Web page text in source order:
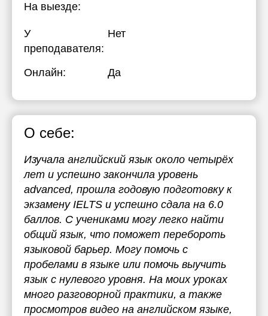
На выезде:
У
преподавателя:
Нет
Онлайн: Да
О себе:
Изучала английский язык около четырёх
лет и успешно закончила уровень
advanced, прошла годовую подготовку к
экзамену IELTS и успешно сдала на 6.0
баллов. С учениками могу легко найти
общий язык, что поможет перебороть
языковой барьер. Могу помочь с
пробелами в языке или помочь выучить
язык с нулевого уровня. На моих уроках
много разговорной практики, а также
просмотров видео на английском языке,